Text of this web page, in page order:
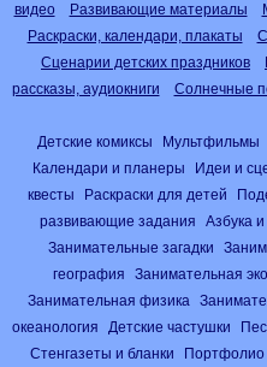
видео
Развивающие материалы
Раскраски, календари, плакаты
Сценарии детских праздников
рассказы, аудиокниги
Солнечные
Детские комиксы Мультфильмы
Календари и планеры
Идеи и
квесты
Раскраски для детей
развивающие задания
Азбука
Занимательные загадки
география
Занимательная
Занимательная физика
океанология
Детские частушки
Стенгазеты и бланки
Портфолио